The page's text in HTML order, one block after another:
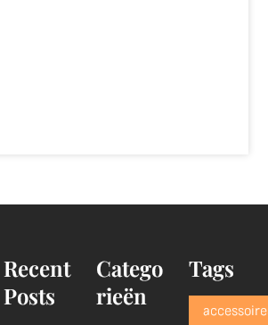
Recent
Posts
Catego
rieën
Tags